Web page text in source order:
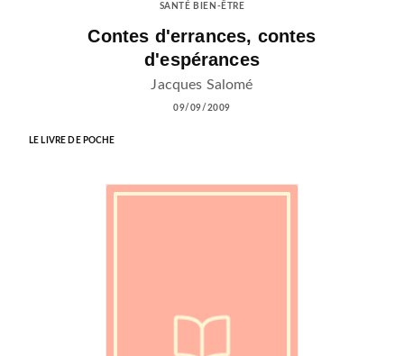
SANTÉ BIEN-ÊTRE
Contes d'errances, contes
d'espérances
Jacques Salomé
09/09/2009
LE LIVRE DE POCHE